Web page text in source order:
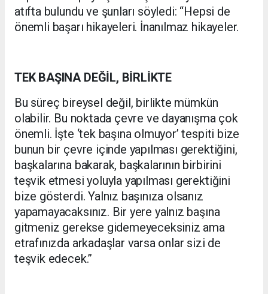
atıfta bulundu ve şunları söyledi: “Hepsi de
önemli başarı hikayeleri. İnanılmaz hikayeler.
TEK BAŞINA DEĞİL, BİRLİKTE
Bu süreç bireysel değil, birlikte mümkün
olabilir. Bu noktada çevre ve dayanışma çok
önemli. İşte ‘tek başına olmuyor’ tespiti bize
bunun bir çevre içinde yapılması gerektiğini,
başkalarına bakarak, başkalarının birbirini
teşvik etmesi yoluyla yapılması gerektiğini
bize gösterdi. Yalnız başınıza olsanız
yapamayacaksınız. Bir yere yalnız başına
gitmeniz gerekse gidemeyeceksiniz ama
etrafınızda arkadaşlar varsa onlar sizi de
teşvik edecek.”